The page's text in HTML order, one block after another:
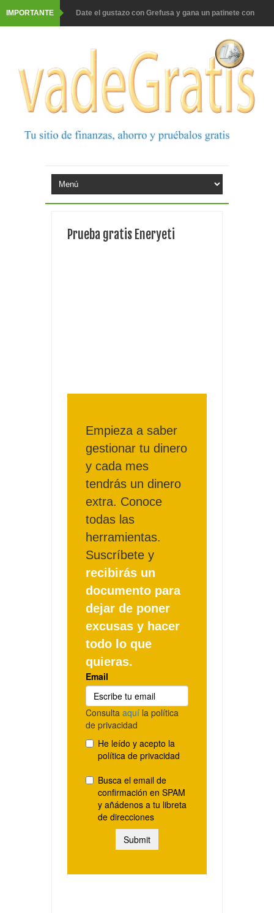
IMPORTANTE Date el gustazo con Grefusa y gana un patinete con
Barbadillo te da la opción de ganar increíbles premios
Prueba gratis hohes C Vitamin C-irup
Prueba gratis Maison Perrier France
Gana premios Pokémon con Kellogg's
premios
Prueba gratis Eneryeti